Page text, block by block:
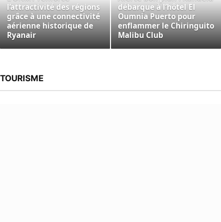
l’attractivité des régions
grâce à une connectivité
aérienne historique de
Ryanair
débarque à l’hôtel El
Oumnia Puerto pour
enflammer le Chiringuito
Malibu Club
TOURISME